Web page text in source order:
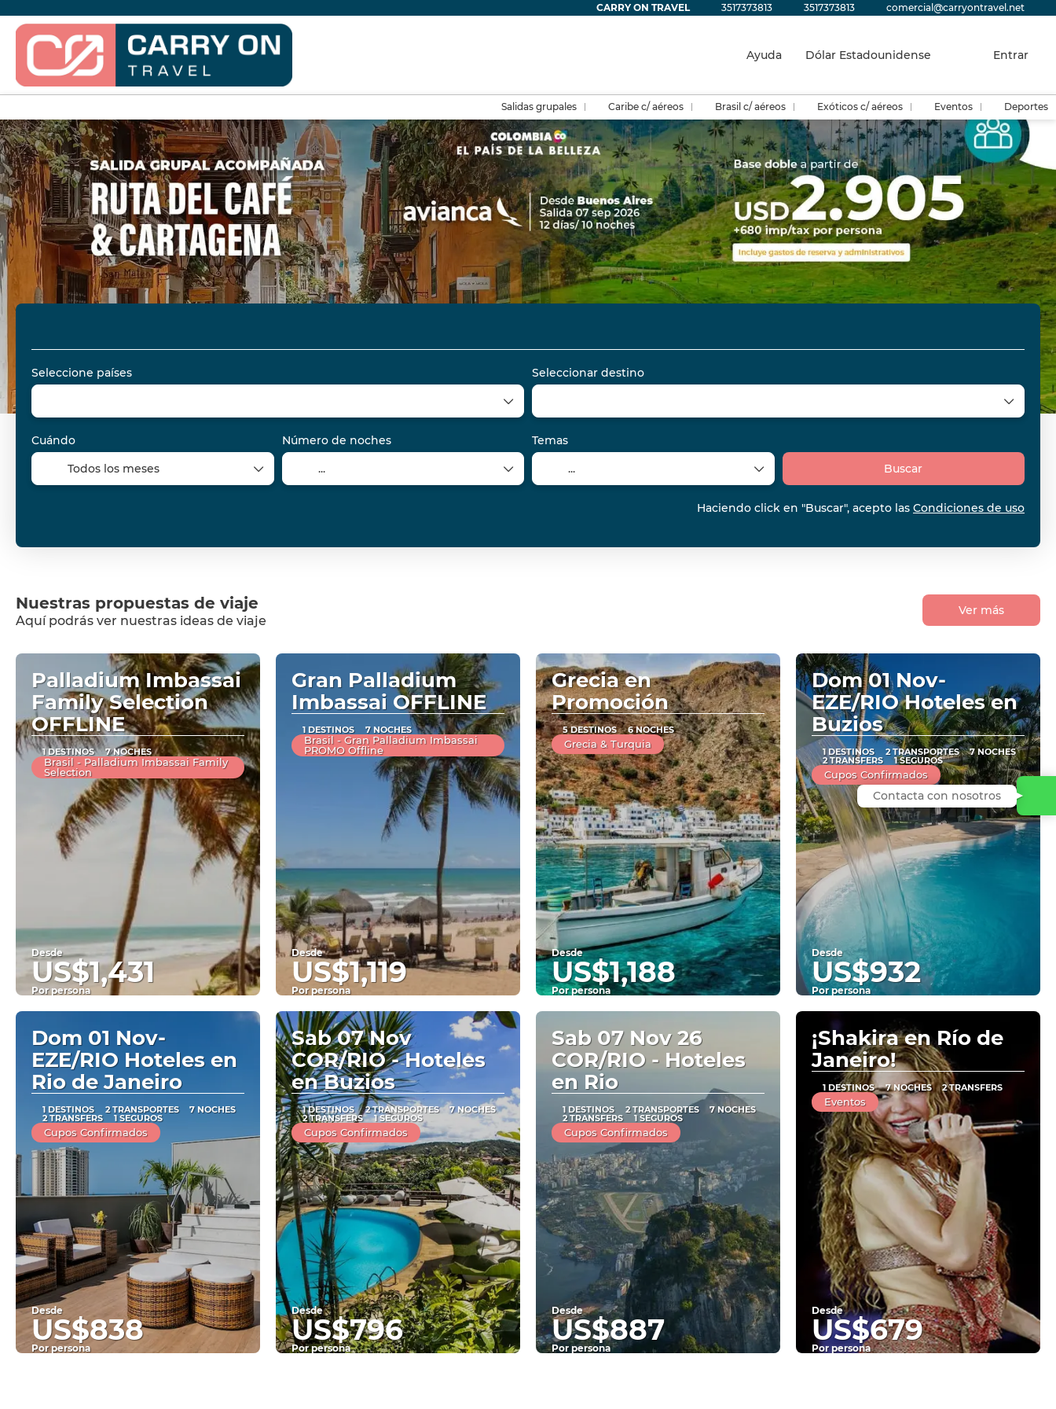
CARRY ON TRAVEL 3517373813 3517373813 comercial@carryontravel.net
Ayuda Dólar Estadounidense Entrar
Salidas grupales Caribe c/ aéreos Brasil c/ aéreos Exóticos c/ aéreos Eventos Deportes
Seleccione países Seleccionar destino
Cuándo Número de noches
Temas
Buscar
Haciendo click en "Buscar", acepto las Condiciones de uso
Nuestras propuestas de viaje
Aquí podrás ver nuestras ideas de viaje
Ver más
Palladium Imbassai
Family Selection
OFFLINE
1 DESTINOS 7 NOCHES
Brasil - Palladium Imbassai Family
Selection
Desde
US$1,431
Por persona
Ver
Gran Palladium
Imbassai OFFLINE
1 DESTINOS 7 NOCHES
Brasil - Gran Palladium Imbassai
PROMO Offline
Desde
US$1,119
Por persona
Ver
Grecia en
Promoción
5 DESTINOS 6 NOCHES
Grecia & Turquia
Desde
US$1,188
Por persona
Ver
Dom 01 Nov-
EZE/RIO Hoteles en
Buzios
1 DESTINOS 2 TRANSPORTES 7 NOCHES
2 TRANSFERS 1 SEGUROS
Cupos Confirmados
Desde
US$932
Por persona
Ver
Dom 01 Nov-
EZE/RIO Hoteles en
Rio de Janeiro
1 DESTINOS 2 TRANSPORTES 7 NOCHES
2 TRANSFERS 1 SEGUROS
Cupos Confirmados
Desde
US$838
Por persona
Sab 07 Nov
COR/RIO - Hoteles
en Buzios
1 DESTINOS 2 TRANSPORTES 7 NOCHES
2 TRANSFERS 1 SEGUROS
Cupos Confirmados
Desde
US$796
Por persona
Sab 07 Nov 26
COR/RIO - Hoteles
en Rio
1 DESTINOS 2 TRANSPORTES 7 NOCHES
2 TRANSFERS 1 SEGUROS
Cupos Confirmados
Desde
US$887
Por persona
¡Shakira en Río de
Janeiro!
1 DESTINOS 7 NOCHES 2 TRANSFERS
Eventos
Desde
US$679
Por persona
Contacta con nosotros